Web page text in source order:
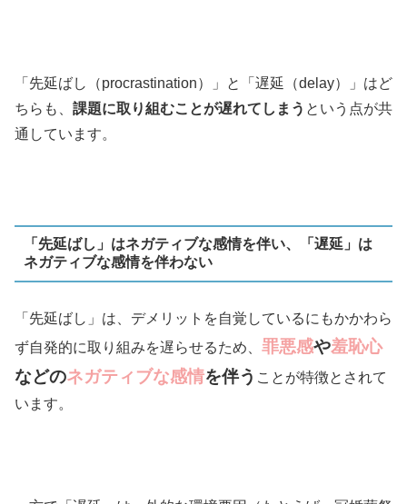
「先延ばし（procrastination）」と「遅延（delay）」はど
ちらも、 課題に取り組むことが遅れてしまう という点が共
通しています。
「先延ばし」はネガティブな感情を伴い、「遅延」は
ネガティブな感情を伴わない
「先延ばし」は、デメリットを自覚しているにもかかわら
ず自発的に取り組みを遅らせるため、 罪悪感や羞恥心
などのネガティブな感情を伴う ことが特徴とされて
います。